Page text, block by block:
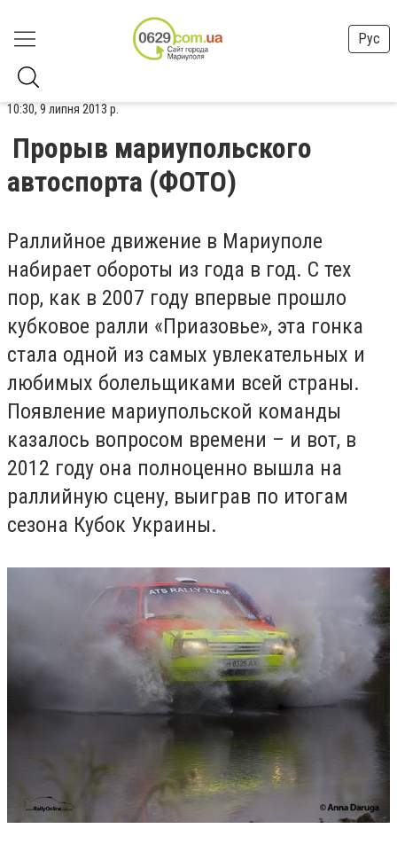
Рус
10:30, 9 липня 2013 р.
Прорыв мариупольского
автоспорта (ФОТО)
Раллийное движение в Мариуполе
набирает обороты из года в год. С тех
пор, как в 2007 году впервые прошло
кубковое ралли «Приазовье», эта гонка
стала одной из самых увлекательных и
любимых болельщиками всей страны.
Появление мариупольской команды
казалось вопросом времени – и вот, в
2012 году она полноценно вышла на
раллийную сцену, выиграв по итогам
сезона Кубок Украины.